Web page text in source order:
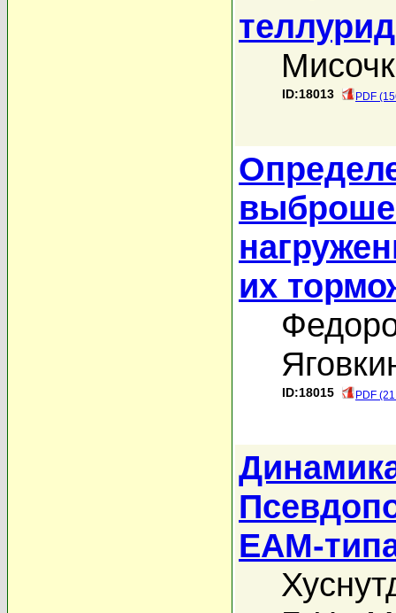
ID:18013 PDF
их
ID:18015 PDF
EAM-